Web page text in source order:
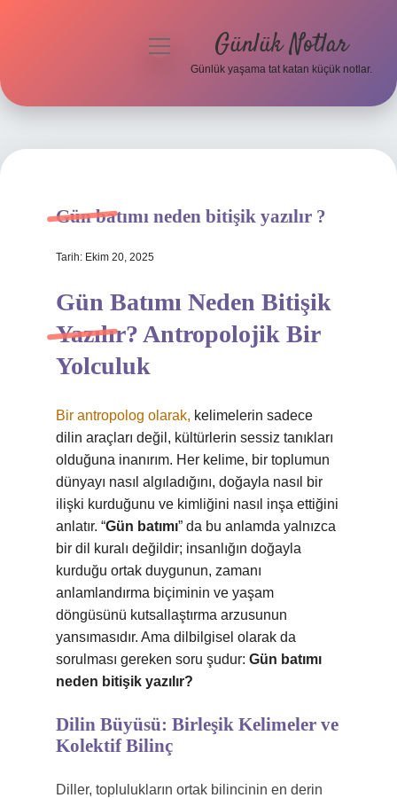
Hakkımızda
menüyü
Günlük Notlar
Günlük yaşama tat katan küçük notlar.
Gün batımı neden bitişik yazılır ?
Tarih: Ekim 20, 2025
Gün Batımı Neden Bitişik
Yazılır? Antropolojik Bir
Yolculuk
Bir antropolog olarak, kelimelerin sadece
dilin araçları değil, kültürlerin sessiz tanıkları
olduğuna inanırım. Her kelime, bir toplumun
dünyayı nasıl algıladığını, doğayla nasıl bir
ilişki kurduğunu ve kimliğini nasıl inşa ettiğini
anlatır. “Gün batımı” da bu anlamda yalnızca
bir dil kuralı değildir; insanlığın doğayla
kurduğu ortak duygunun, zamanı
anlamlandırma biçiminin ve yaşam
döngüsünü kutsallaştırma arzusunun
yansımasıdır. Ama dilbilgisel olarak da
sorulması gereken soru şudur: Gün batımı
neden bitişik yazılır?
Dilin Büyüsü: Birleşik Kelimeler ve
Kolektif Bilinç
Diller, toplulukların ortak bilincinin en derin